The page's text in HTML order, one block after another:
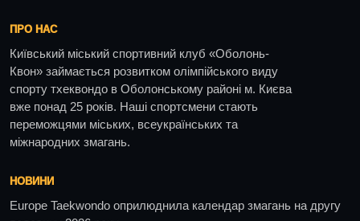
ПРО НАС
Київський міський спортивний клуб «Оболонь-
Квон» займається розвитком олімпійського виду
спорту тхеквондо в Оболонському районі м. Києва
вже понад 25 років. Наші спортсмени стають
переможцями міських, всеукраїнських та
міжнародних змагань.
НОВИНИ
Europe Taekwondo оприлюднила календар змагань на другу